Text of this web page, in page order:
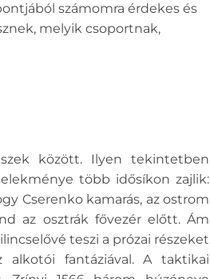
számomra érdekes és
melyik csoportnak,
között. Ilyen tekintetben
több idősíkon zajlik:
Cserenko kamarás, az ostrom
az osztrák fővezér előtt. Ám
teszi a prózai részeket
fantáziával. A taktikai